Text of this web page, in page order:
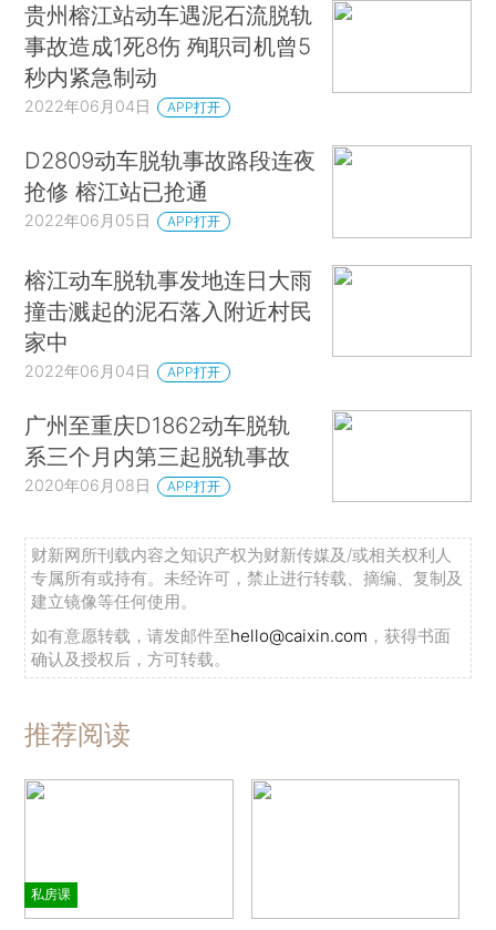
贵州榕江站动车遇泥石流脱轨
事故造成1死8伤 殉职司机曾5
秒内紧急制动
2022年06月04日 APP打开
D2809动车脱轨事故路段连夜
抢修 榕江站已抢通
2022年06月05日 APP打开
榕江动车脱轨事发地连日大雨
撞击溅起的泥石落入附近村民
家中
2022年06月04日 APP打开
广州至重庆D1862动车脱轨
系三个月内第三起脱轨事故
2020年06月08日 APP打开
财新网所刊载内容之知识产权为财新传媒及/或相关权利人
专属所有或持有。未经许可，禁止进行转载、摘编、复制及
建立镜像等任何使用。
如有意愿转载，请发邮件至hello@caixin.com ，获得书面
确认及授权后，方可转载。
推荐阅读
私房课